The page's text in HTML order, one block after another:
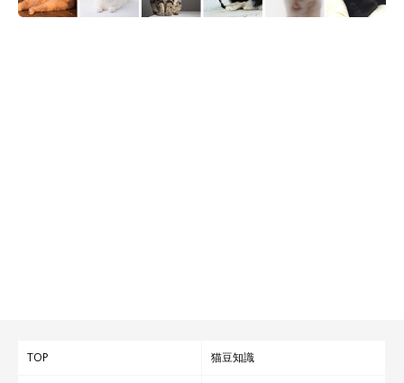
TOP 猫豆知識